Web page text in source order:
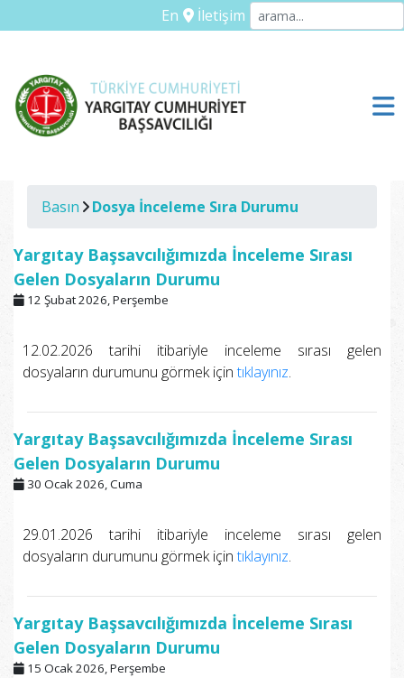
En İletişim
Basın Dosya İnceleme Sıra Durumu
Yargıtay Başsavcılığımızda İnceleme Sırası
Gelen Dosyaların Durumu
12 Şubat 2026, Perşembe
12.02.2026 tarihi itibariyle inceleme sırası gelen
dosyaların durumunu görmek içintıklayınız.
Yargıtay Başsavcılığımızda İnceleme Sırası
Gelen Dosyaların Durumu
30 Ocak 2026, Cuma
29.01.2026 tarihi itibariyle inceleme sırası gelen
dosyaların durumunu görmek içintıklayınız.
Yargıtay Başsavcılığımızda İnceleme Sırası
Gelen Dosyaların Durumu
15 Ocak 2026, Perşembe